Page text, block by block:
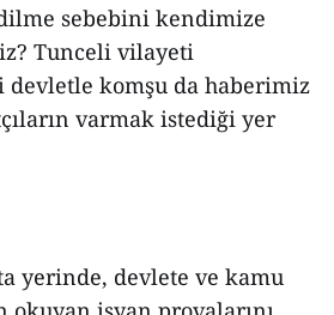
sebebini kendimize
Tunceli vilayeti
devletle komşu da haberimiz
varmak istediği yer
yerinde, devlete ve kamu